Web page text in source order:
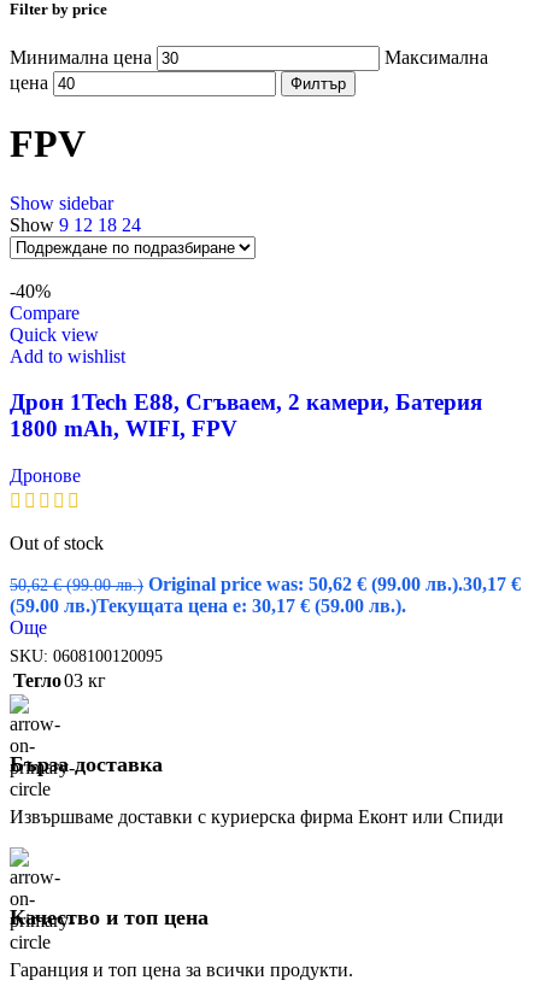
Filter by price
Минимална цена
Максимална
цена
Филтър
FPV
Show sidebar
Show 9 12 18 24
-40%
Compare
Quick view
Add to wishlist
Дрон 1Tech E88, Сгъваем, 2 камери, Батерия
1800 mAh, WIFI, FPV
Дронове
Out of stock
50,62€ (99.00 лв.) Original price was: 50,62 € (99.00 лв.).30,17 €
(59.00 лв.)Текущата цена е: 30,17 € (59.00 лв.).
Още
SKU: 0608100120095
Тегло03 кг
Бърза доставка
Извършваме доставки с куриерска фирма Еконт или Спиди
Качество и топ цена
Гаранция и топ цена за всички продукти.